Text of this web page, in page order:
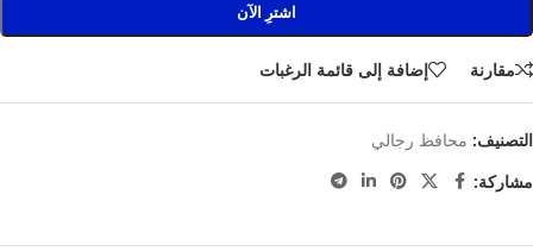
اشترِ الآن
مقارنة إضافة إلى قائمة الرغبات
التصنيف: محافظ رجالي
مشاركة: